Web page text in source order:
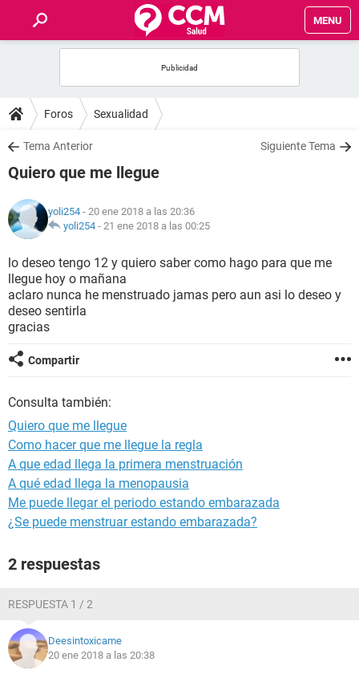
MENU
FOROS
SALUD
FAMILIA
NUTRICIÓN
BIENESTAR
SEXUALIDAD
GLOSARIO
Foros Sexualidad
Tema Anterior Siguiente Tema
Quiero que me llegue
yoli254 - 20 ene 2018 a las 20:36
yoli254 - 21 ene 2018 a las 00:25
lo deseo tengo 12 y quiero saber como hago para que me
llegue hoy o mañana
aclaro nunca he menstruado jamas pero aun asi lo deseo y
deseo sentirla
gracias
Compartir
Consulta también:
Quiero que me llegue
Como hacer que me llegue la regla
A que edad llega la primera menstruación
A qué edad llega la menopausia
Me puede llegar el periodo estando embarazada
¿Se puede menstruar estando embarazada?
2 respuestas
RESPUESTA 1 / 2
Deesintoxicame
20 ene 2018 a las 20:38